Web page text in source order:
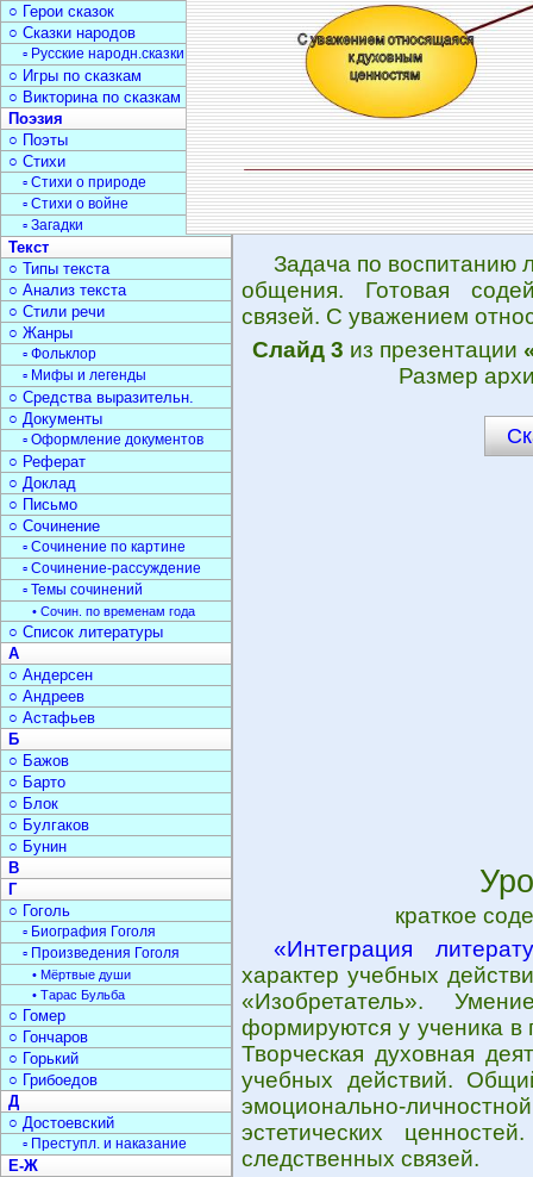
Задача по воспитанию
общения. Готовая
связей. С уважением
Слайд 3 из презентации
Размер
краткое
«Интеграция
характер учебных
«Изобретатель».
формируются у ученика в
Творческая духовная
учебных действий.
эмоционально-
эстетических
следственных связей.
○ Герои сказок
○ Сказки народов
▫ Русские народн.сказки
○ Игры по сказкам
○ Викторина по сказкам
Поэзия
○ Поэты
○ Стихи
▫ Стихи о природе
▫ Стихи о войне
▫ Загадки
Текст
○ Типы текста
○ Анализ текста
○ Стили речи
○ Жанры
▫ Фольклор
▫ Мифы и легенды
○ Средства выразительн.
○ Документы
▫ Оформление документов
○ Реферат
○ Доклад
○ Письмо
○ Сочинение
▫ Сочинение по картине
▫ Сочинение-рассуждение
▫ Темы сочинений
• Сочин. по временам года
○ Список литературы
А
○ Андерсен
○ Андреев
○ Астафьев
Б
○ Бажов
○ Барто
○ Блок
○ Булгаков
○ Бунин
В
Г
○ Гоголь
▫ Биография Гоголя
▫ Произведения Гоголя
• Мёртвые души
• Тарас Бульба
○ Гомер
○ Гончаров
○ Горький
○ Грибоедов
Д
○ Достоевский
▫ Преступл. и наказание
Е-Ж